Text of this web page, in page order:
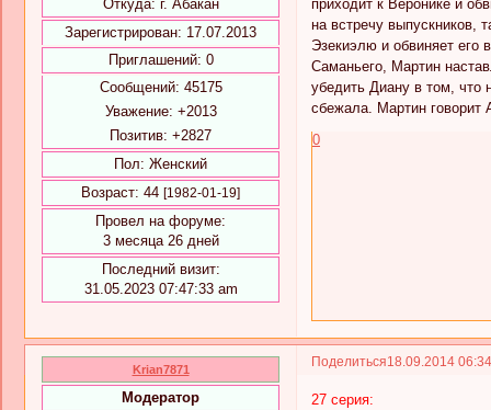
Откуда: г. Абакан
Зарегистрирован: 17.07.2013
Приглашений: 0
Сообщений: 45175
Уважение: +2013
Позитив: +2827
Пол: Женский
Возраст: 44 [1982-01-19]
Провел на форуме:
3 месяца 26 дней
Последний визит:
31.05.2023 07:47:33 am
приходит к Веронике и
на встречу выпускников,
Эзекиэлю и обвиняет его
Саманьего, Мартин
убедить Диану в том, что
сбежала. Мартин говорит
0
Поделиться18.09.2014
Krian7871
Модератор
27 серия: